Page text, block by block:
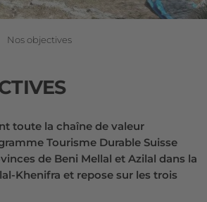
Nos objectives
toute la chaîne de valeur
Tourisme Durable Suisse
de Beni Mellal et Azilal dans la
Khenifra et repose sur les trois